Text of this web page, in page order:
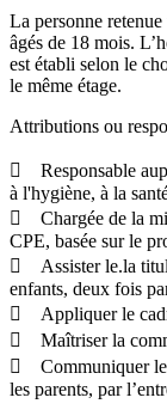
La personne
âgés de 18 mois.
est établi selon le
le même étage.
Attributions ou
 Responsable
à l'hygiène, à la
 Chargée de la
CPE, basée sur le
 Assister le.la
enfants, deux fois
 Appliquer le
 Maîtriser la
 Communiquer
les parents, par